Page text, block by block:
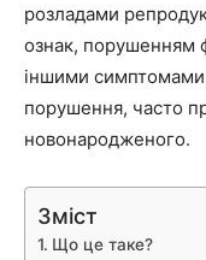
розладами
ознак, порушенням
іншими
порушення, часто
новонародженого.
Зміст
Що це таке?